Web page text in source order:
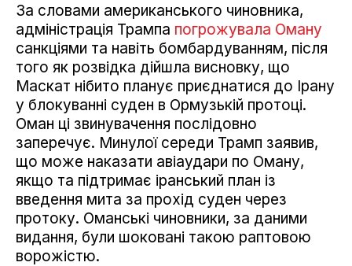
За словами американського чиновника,
адміністрація Трампа погрожувала Оману
санкціями та навіть бомбардуванням, після
того як розвідка дійшла висновку, що
Маскат нібито планує приєднатися до Ірану
у блокуванні суден в Ормузькій протоці.
Оман ці звинувачення послідовно
заперечує. Минулої середи Трамп заявив,
що може наказати авіаудари по Оману,
якщо та підтримає іранський план із
введення мита за прохід суден через
протоку. Оманські чиновники, за даними
видання, були шоковані такою раптовою
ворожістю.